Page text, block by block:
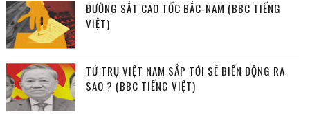
ĐƯỜNG SẮT CAO TỐC BẮC-NAM (BBC TIẾNG
VIỆT)
TỨ TRỤ VIỆT NAM SẮP TỚI SẼ BIẾN ĐỘNG RA
SAO ? (BBC TIẾNG VIỆT)